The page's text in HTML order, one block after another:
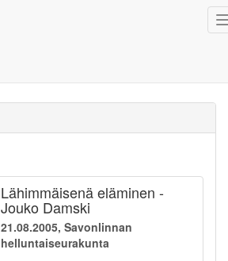
Lähimmäisenä eläminen -
Jouko Damski
21.08.2005, Savonlinnan
helluntaiseurakunta